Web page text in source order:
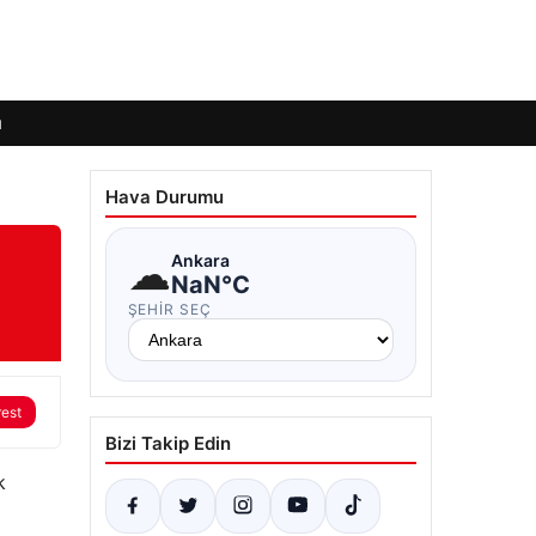
Hava Durumu
☁Ankara
NaN°C
ŞEHIR SEÇ
Bizi Takip Edin